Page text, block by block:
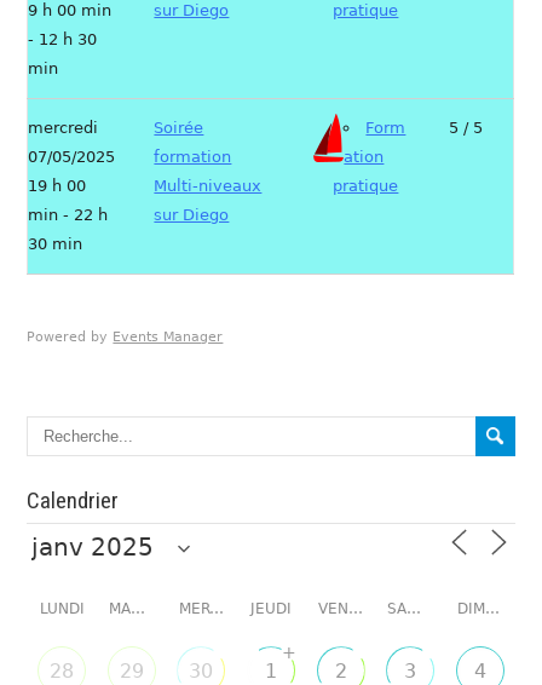
9 h 00 min
- 12 h 30
min
sur Diego
pratique
mercredi
07/05/2025
19 h 00
min - 22 h
30 min
Soirée
formation
Multi-niveaux
sur Diego
Form
ation
pratique
5 / 5
Powered by Events Manager
Calendrier
LUNDI MARDI MERCREDI JEUDI VENDREDI SAMEDI DIMANCHE
28 29 30 1
+
2 3 4